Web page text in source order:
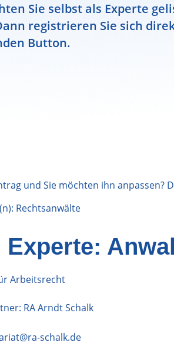
Sie selbst als Experte
registrieren Sie sich
Button.
und Sie möchten ihn anpassen?
Rechtsanwälte
Experte:
Arbeitsrecht
RA Arndt Schalk
schalk.de